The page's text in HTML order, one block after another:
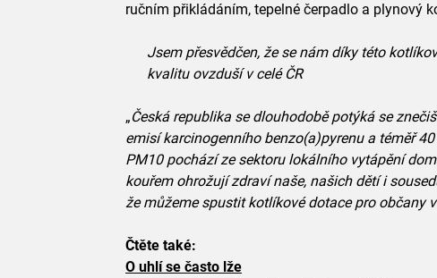
ručním přikládáním, tepelné čerpadlo a plynový
Jsem přesvědčen, že se nám díky této
kvalitu ovzduší v celé ČR
„Česká republika se dlouhodobě potýká se
emisí karcinogenního benzo(a)pyrenu a téměř
PM10 pochází ze sektoru lokálního vytápění
kouřem ohrožují zdraví naše, našich dětí i
že můžeme spustit kotlíkové dotace pro občany
Čtěte také:
O uhlí se často lže